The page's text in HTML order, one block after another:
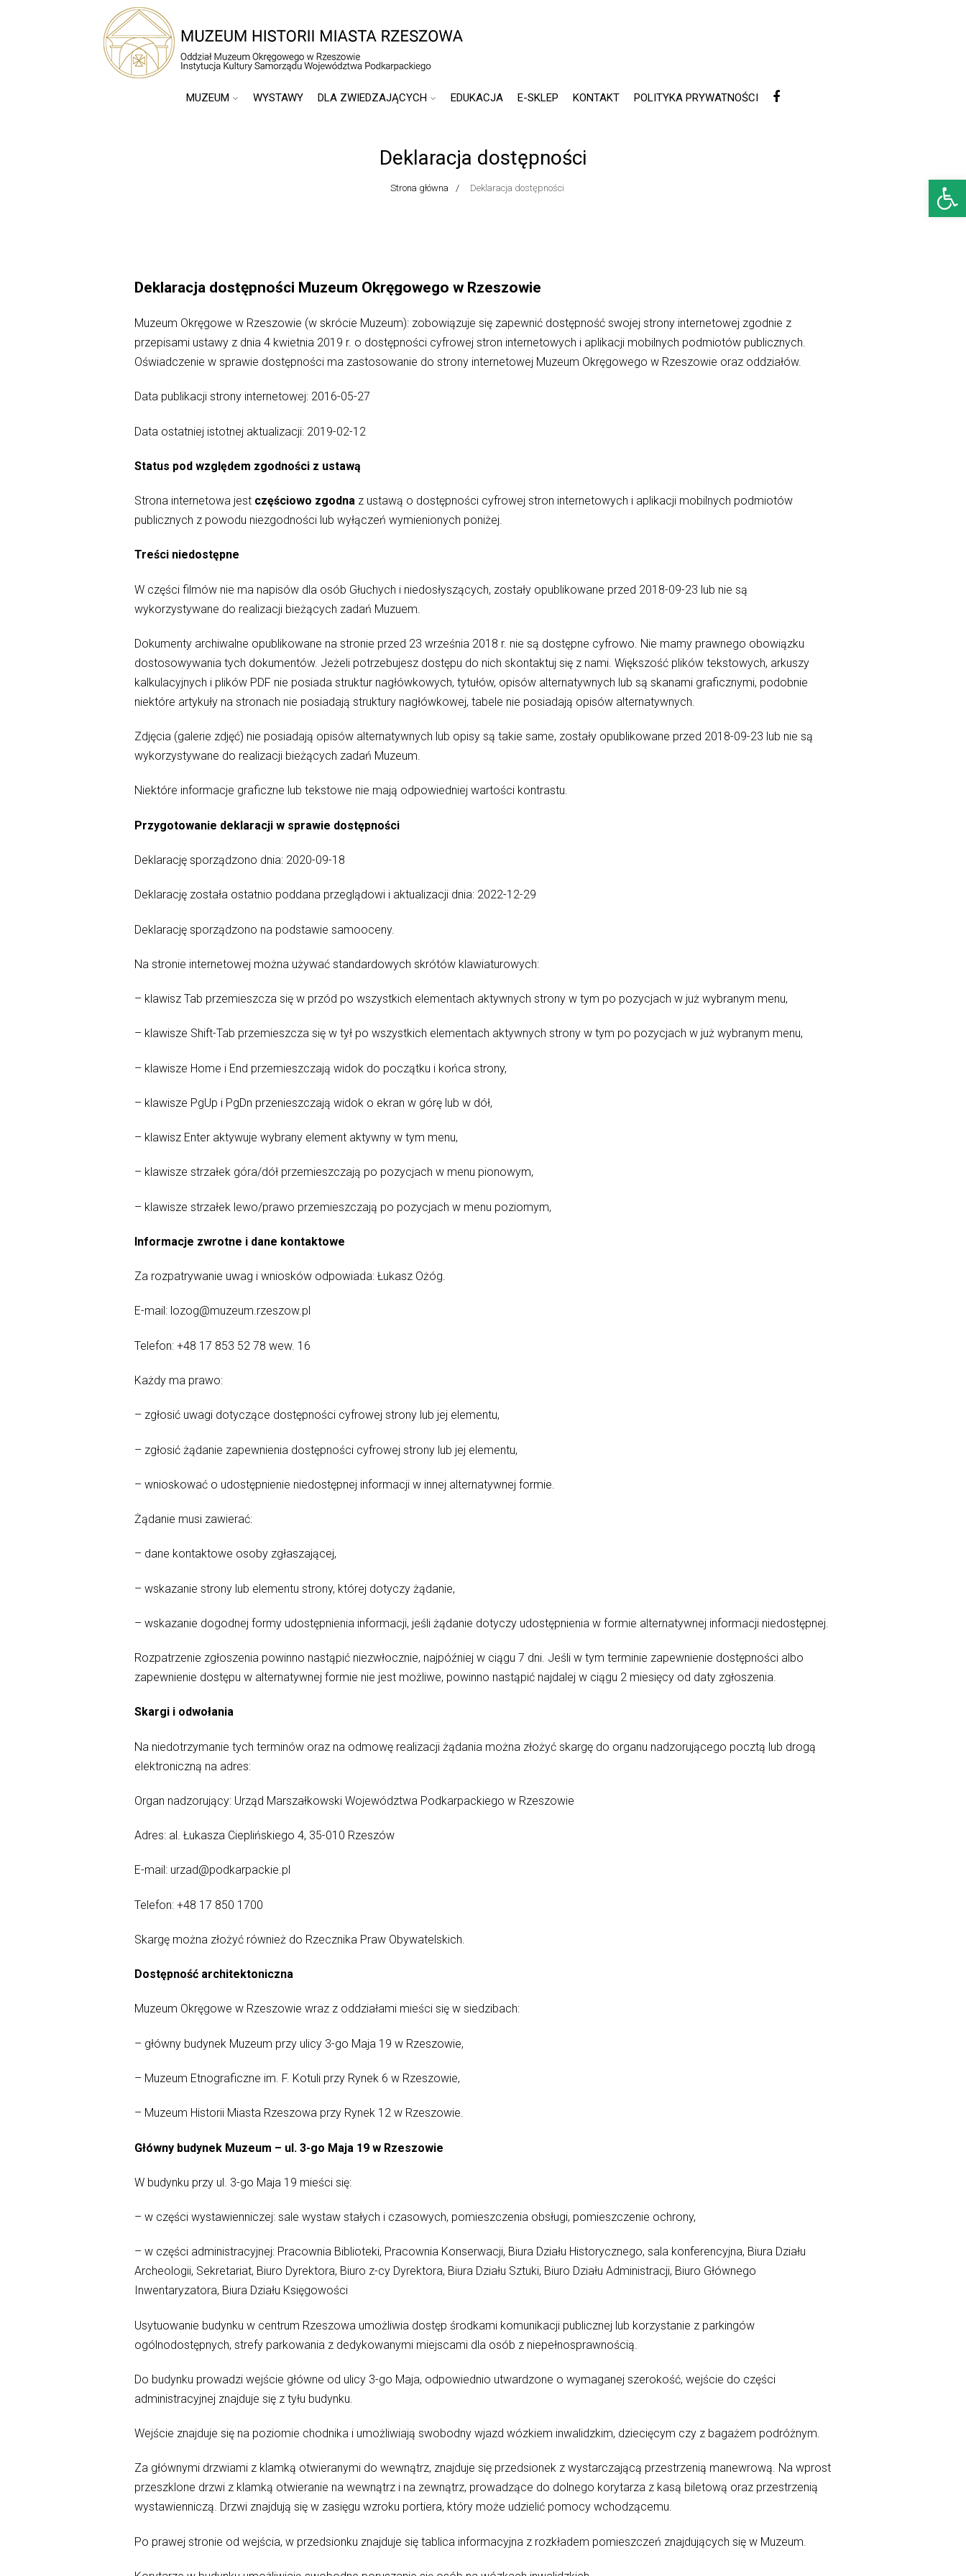
MUZEUM WYSTAWY DLA ZWIEDZAJĄCYCH EDUKACJA E-SKLEP KONTAKT POLITYKA PRYWATNOŚCI
Deklaracja dostępności
Strona główna Deklaracja dostępności
Deklaracja dostępności Muzeum Okręgowego w Rzeszowie
Muzeum Okręgowe w Rzeszowie (w skrócie Muzeum): zobowiązuje się zapewnić dostępność swojej strony internetowej zgodnie z
przepisami ustawy z dnia 4 kwietnia 2019 r. o dostępności cyfrowej stron internetowych i aplikacji mobilnych podmiotów publicznych.
Oświadczenie w sprawie dostępności ma zastosowanie do strony internetowej Muzeum Okręgowego w Rzeszowie oraz oddziałów.
Data publikacji strony internetowej: 2016-05-27
Data ostatniej istotnej aktualizacji: 2019-02-12
Status pod względem zgodności z ustawą
Strona internetowa jest częściowo zgodnaz ustawą o dostępności cyfrowej stron internetowych i aplikacji mobilnych podmiotów
publicznych z powodu niezgodności lub wyłączeń wymienionych poniżej.
Treści niedostępne
W części filmów nie ma napisów dla osób Głuchych i niedosłyszących, zostały opublikowane przed 2018-09-23 lub nie są
wykorzystywane do realizacji bieżących zadań Muzuem.
Dokumenty archiwalne opublikowane na stronie przed 23 września 2018 r. nie są dostępne cyfrowo. Nie mamy prawnego obowiązku
dostosowywania tych dokumentów. Jeżeli potrzebujesz dostępu do nich skontaktuj się z nami. Większość plików tekstowych, arkuszy
kalkulacyjnych i plików PDF nie posiada struktur nagłówkowych, tytułów, opisów alternatywnych lub są skanami graficznymi, podobnie
niektóre artykuły na stronach nie posiadają struktury nagłówkowej, tabele nie posiadają opisów alternatywnych.
Zdjęcia (galerie zdjęć) nie posiadają opisów alternatywnych lub opisy są takie same, zostały opublikowane przed 2018-09-23 lub nie są
wykorzystywane do realizacji bieżących zadań Muzeum.
Niektóre informacje graficzne lub tekstowe nie mają odpowiedniej wartości kontrastu.
Przygotowanie deklaracji w sprawie dostępności
Deklarację sporządzono dnia: 2020-09-18
Deklarację została ostatnio poddana przeglądowi i aktualizacji dnia: 2022-12-29
Deklarację sporządzono na podstawie samooceny.
Na stronie internetowej można używać standardowych skrótów klawiaturowych:
– klawisz Tab przemieszcza się w przód po wszystkich elementach aktywnych strony w tym po pozycjach w już wybranym menu,
– klawisze Shift-Tab przemieszcza się w tył po wszystkich elementach aktywnych strony w tym po pozycjach w już wybranym menu,
– klawisze Home i End przemieszczają widok do początku i końca strony,
– klawisze PgUp i PgDn przenieszczają widok o ekran w górę lub w dół,
– klawisz Enter aktywuje wybrany element aktywny w tym menu,
– klawisze strzałek góra/dół przemieszczają po pozycjach w menu pionowym,
– klawisze strzałek lewo/prawo przemieszczają po pozycjach w menu poziomym,
Informacje zwrotne i dane kontaktowe
Za rozpatrywanie uwag i wniosków odpowiada: Łukasz Ożóg.
E-mail: lozog@muzeum.rzeszow.pl
Telefon: +48 17 853 52 78 wew. 16
Każdy ma prawo:
– zgłosić uwagi dotyczące dostępności cyfrowej strony lub jej elementu,
– zgłosić żądanie zapewnienia dostępności cyfrowej strony lub jej elementu,
– wnioskować o udostępnienie niedostępnej informacji w innej alternatywnej formie.
Żądanie musi zawierać:
– dane kontaktowe osoby zgłaszającej,
– wskazanie strony lub elementu strony, której dotyczy żądanie,
– wskazanie dogodnej formy udostępnienia informacji, jeśli żądanie dotyczy udostępnienia w formie alternatywnej informacji niedostępnej.
Rozpatrzenie zgłoszenia powinno nastąpić niezwłocznie, najpóźniej w ciągu 7 dni. Jeśli w tym terminie zapewnienie dostępności albo
zapewnienie dostępu w alternatywnej formie nie jest możliwe, powinno nastąpić najdalej w ciągu 2 miesięcy od daty zgłoszenia.
Skargi i odwołania
Na niedotrzymanie tych terminów oraz na odmowę realizacji żądania można złożyć skargę do organu nadzorującego pocztą lub drogą
elektroniczną na adres:
Organ nadzorujący: Urząd Marszałkowski Województwa Podkarpackiego w Rzeszowie
Adres: al. Łukasza Cieplińskiego 4, 35-010 Rzeszów
E-mail: urzad@podkarpackie.pl
Telefon: +48 17 850 1700
Skargę można złożyć również do Rzecznika Praw Obywatelskich.
Dostępność architektoniczna
Muzeum Okręgowe w Rzeszowie wraz z oddziałami mieści się w siedzibach:
– główny budynek Muzeum przy ulicy 3-go Maja 19 w Rzeszowie,
– Muzeum Etnograficzne im. F. Kotuli przy Rynek 6 w Rzeszowie,
– Muzeum Historii Miasta Rzeszowa przy Rynek 12 w Rzeszowie.
Główny budynek Muzeum – ul. 3-go Maja 19 w Rzeszowie
W budynku przy ul. 3-go Maja 19 mieści się:
– w części wystawienniczej: sale wystaw stałych i czasowych, pomieszczenia obsługi, pomieszczenie ochrony,
– w części administracyjnej: Pracownia Biblioteki, Pracownia Konserwacji, Biura Działu Historycznego, sala konferencyjna, Biura Działu
Archeologii, Sekretariat, Biuro Dyrektora, Biuro z-cy Dyrektora, Biura Działu Sztuki, Biuro Działu Administracji, Biuro Głównego
Inwentaryzatora, Biura Działu Księgowości
Usytuowanie budynku w centrum Rzeszowa umożliwia dostęp środkami komunikacji publicznej lub korzystanie z parkingów
ogólnodostępnych, strefy parkowania z dedykowanymi miejscami dla osób z niepełnosprawnością.
Do budynku prowadzi wejście główne od ulicy 3-go Maja, odpowiednio utwardzone o wymaganej szerokość, wejście do części
administracyjnej znajduje się z tyłu budynku.
Wejście znajduje się na poziomie chodnika i umożliwiają swobodny wjazd wózkiem inwalidzkim, dziecięcym czy z bagażem podróżnym.
Za głównymi drzwiami z klamką otwieranymi do wewnątrz, znajduje się przedsionek z wystarczającą przestrzenią manewrową. Na wprost
przeszklone drzwi z klamką otwieranie na wewnątrz i na zewnątrz, prowadzące do dolnego korytarza z kasą biletową oraz przestrzenią
wystawienniczą. Drzwi znajdują się w zasięgu wzroku portiera, który może udzielić pomocy wchodzącemu.
Po prawej stronie od wejścia, w przedsionku znajduje się tablica informacyjna z rozkładem pomieszczeń znajdujących się w Muzeum.